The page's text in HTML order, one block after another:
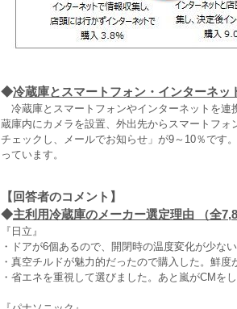
◆冷蔵庫とスマートフォン・インターネッ
冷蔵庫とスマートフォンやインターネットを連
蔵庫内にカメラを設置、外出先からスマートフ
チェックし、メールでお知らせ」が9～10％です
っています。
【回答者のコメント】
◆主利用冷蔵庫のメーカー選定理由 （全
『日立』
・ドアが6個あるので、開閉時の温度変化が少な
・真空チルドが魅力的だったので購入した。鮮
・省エネを重視して選びました。あと嵐がCMを